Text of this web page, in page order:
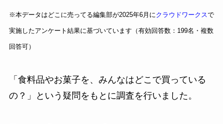
※本データはどこに売ってる編集部が2025年6月にクラウドワークスで
実施したアンケート結果に基づいています（有効回答数：199名・複数
回答可）
「食料品やお菓子を、みんなはどこで買っている
の？」という疑問をもとに調査を行いました。